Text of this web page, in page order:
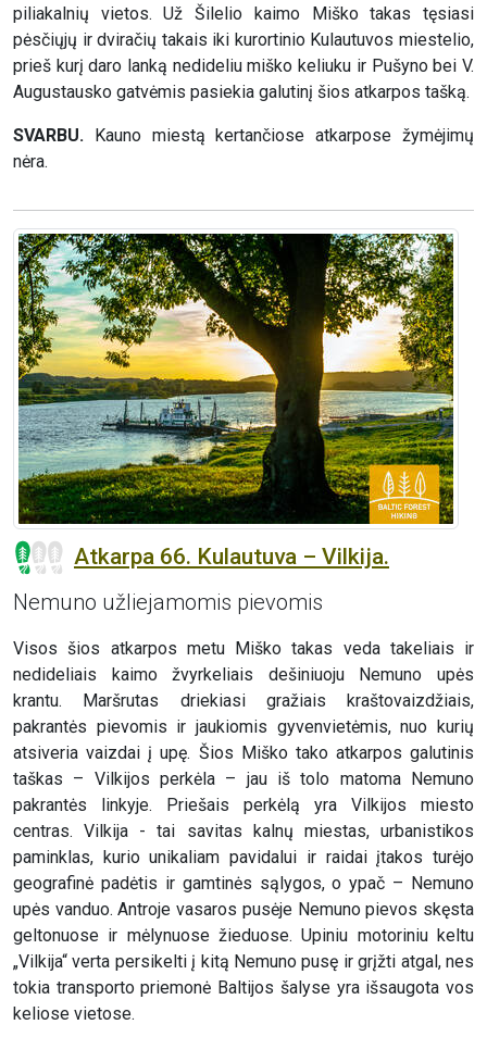
piliakalnių vietos. Už Šilelio kaimo Miško takas tęsiasi
pėsčiųjų ir dviračių takais iki kurortinio Kulautuvos miestelio,
prieš kurį daro lanką nedideliu miško keliuku ir Pušyno bei V.
Augustausko gatvėmis pasiekia galutinį šios atkarpos tašką.
SVARBU. Kauno miestą kertančiose atkarpose žymėjimų
nėra.
Atkarpa 66. Kulautuva – Vilkija.
Nemuno užliejamomis pievomis
Visos šios atkarpos metu Miško takas veda takeliais ir
nedideliais kaimo žvyrkeliais dešiniuoju Nemuno upės
krantu. Maršrutas driekiasi gražiais kraštovaizdžiais,
pakrantės pievomis ir jaukiomis gyvenvietėmis, nuo kurių
atsiveria vaizdai į upę. Šios Miško tako atkarpos galutinis
taškas – Vilkijos perkėla – jau iš tolo matoma Nemuno
pakrantės linkyje. Priešais perkėlą yra Vilkijos miesto
centras. Vilkija - tai savitas kalnų miestas, urbanistikos
paminklas, kurio unikaliam pavidalui ir raidai įtakos turėjo
geografinė padėtis ir gamtinės sąlygos, o ypač – Nemuno
upės vanduo. Antroje vasaros pusėje Nemuno pievos skęsta
geltonuose ir mėlynuose žieduose. Upiniu motoriniu keltu
„Vilkija“ verta persikelti į kitą Nemuno pusę ir grįžti atgal, nes
tokia transporto priemonė Baltijos šalyse yra išsaugota vos
keliose vietose.